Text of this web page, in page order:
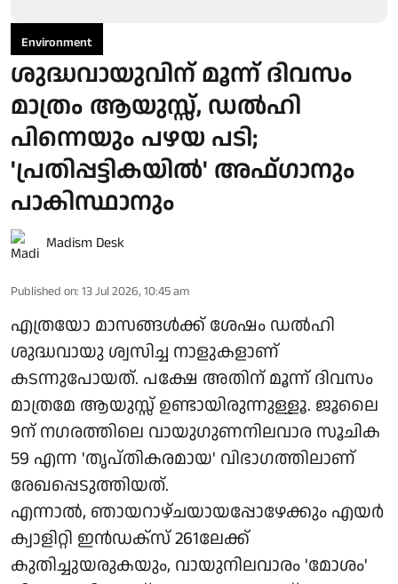
Environment
ശുദ്ധവായുവിന് മൂന്ന് ദിവസം
മാത്രം ആയുസ്സ്, ഡൽഹി
പിന്നെയും പഴയ പടി;
'പ്രതിപ്പട്ടികയിൽ' അഫ്ഗാനും
പാകിസ്ഥാനും
Madism Desk
Published on: 13 Jul 2026, 10:45 am
എത്രയോ മാസങ്ങൾക്ക് ശേഷം ഡൽഹി
ശുദ്ധവായു ശ്വസിച്ച നാളുകളാണ്
കടന്നുപോയത്. പക്ഷേ അതിന് മൂന്ന് ദിവസം
മാത്രമേ ആയുസ്സ് ഉണ്ടായിരുന്നുള്ളൂ. ജൂലൈ
9ന് നഗരത്തിലെ വായുഗുണനിലവാര സൂചിക
59 എന്ന 'തൃപ്തികരമായ' വിഭാഗത്തിലാണ്
രേഖപ്പെടുത്തിയത്.
എന്നാൽ, ഞായറാഴ്ചയായപ്പോഴേക്കും എയർ
ക്വാളിറ്റി ഇൻഡക്സ് 261ലേക്ക്
കുതിച്ചുയരുകയും, വായുനിലവാരം 'മോശം'